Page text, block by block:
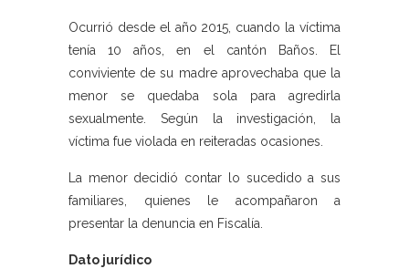
Ocurrió desde el año 2015, cuando la víctima
tenía 10 años, en el cantón Baños. El
conviviente de su madre aprovechaba que la
menor se quedaba sola para agredirla
sexualmente. Según la investigación, la
víctima fue violada en reiteradas ocasiones.
La menor decidió contar lo sucedido a sus
familiares, quienes le acompañaron a
presentar la denuncia en Fiscalía.
Dato jurídico